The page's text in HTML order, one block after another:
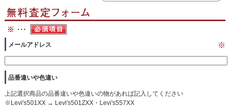
メールアドレス ※
品番違いや色違い
上記選択商品の品番違いや色違いの物があれば記入してください
※Levi's501XX → Levi's501ZXX・Levi's557XX